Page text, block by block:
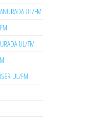
UL/FM
UL/FM
UL/FM